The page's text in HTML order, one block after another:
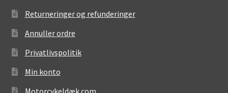
Returneringer og refunderinger
Annuller ordre
Privatlivspolitik
Min konto
Motorcykeldæk.com